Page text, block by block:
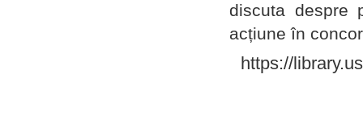
discuta despre
acțiune în
https://